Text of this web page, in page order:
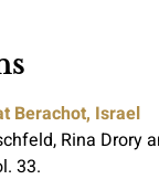
Berachot, Israel
Rina Drory
33.